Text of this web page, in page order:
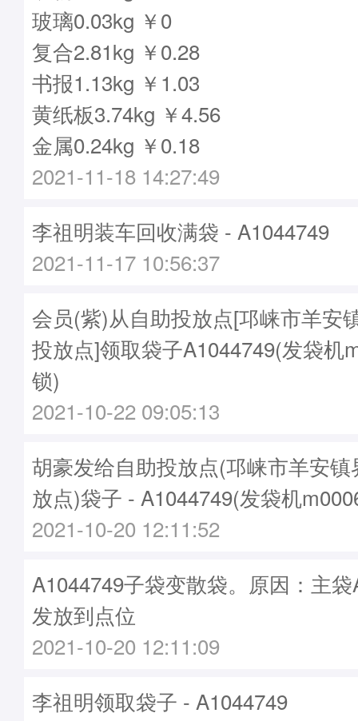
玻璃0.03kg ￥0
复合2.81kg ￥0.28
书报1.13kg ￥1.03
黄纸板3.74kg ￥4.56
金属0.24kg ￥0.18
2021-11-18 14:27:49
李祖明装车回收满袋 - A1044749
2021-11-17 10:56:37
会员(紫)从自助投放点[邛崃市羊安
投放点]领取袋子A1044749(发袋机
锁)
2021-10-22 09:05:13
胡豪发给自助投放点(邛崃市羊安
放点)袋子 - A1044749(发袋机
2021-10-20 12:11:52
A1044749子袋变散袋。原因：主
发放到点位
2021-10-20 12:11:09
李祖明领取袋子 - A1044749